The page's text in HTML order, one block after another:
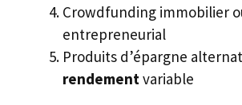
Crowdfunding immobilier
entrepreneurial
Produits d’épargne
rendement variable